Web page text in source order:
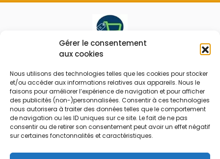
Gérer le consentement
aux cookies
Nous utilisons des technologies telles que les cookies pour stocker
et/ou accéder aux informations relatives aux appareils. Nous le
faisons pour améliorer l’expérience de navigation et pour afficher
des publicités (non-)personnalisées. Consentir à ces technologies
nous autorisera à traiter des données telles que le comportement
de navigation ou les ID uniques sur ce site. Le fait de ne pas
consentir ou de retirer son consentement peut avoir un effet négatif
sur certaines fonctonnalités et caractéristiques.
Le prix peut être réduit !
Mes Bons
FAQ
Qui sommes nous
Contactez-nous
Bonnes affaires
Code réduction
Bons plans
Soldes